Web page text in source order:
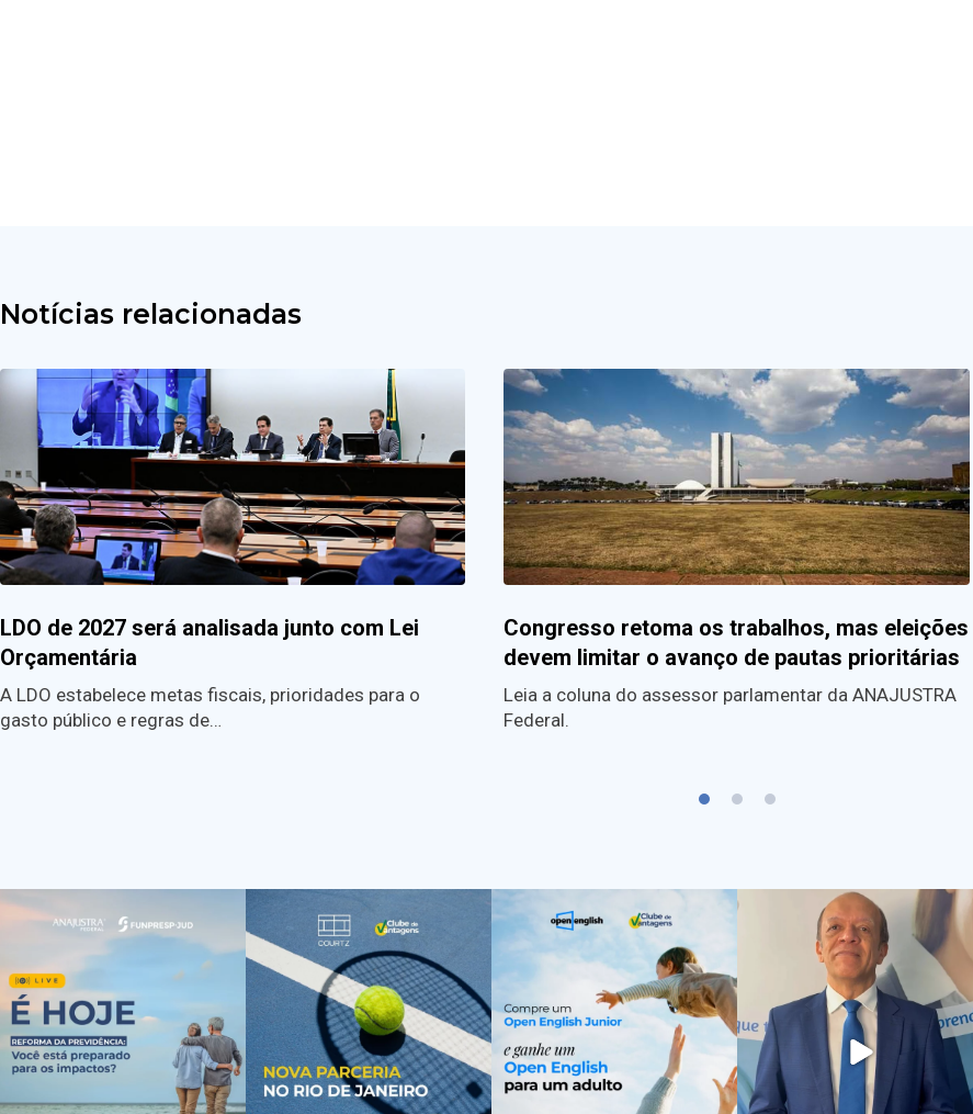
Notícias relacionadas
LDO de 2027 será analisada junto com Lei
Orçamentária
A LDO estabelece metas fiscais, prioridades para o
gasto público e regras de…
Congresso retoma os trabalhos, mas eleições
devem limitar o avanço de pautas prioritárias
Leia a coluna do assessor parlamentar da ANAJUSTRA
Federal.